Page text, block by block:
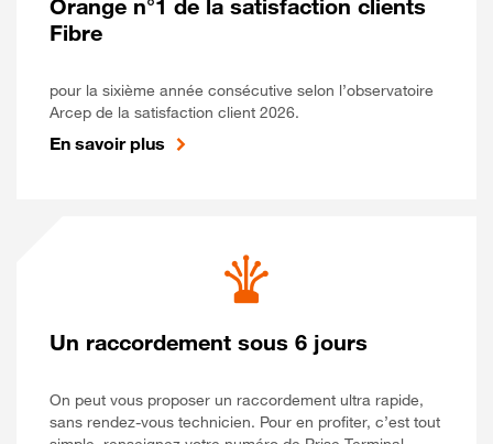
Orange n°1 de la satisfaction clients
Fibre
pour la sixième année consécutive selon l’observatoire
Arcep de la satisfaction client 2026.
En savoir plus
Un raccordement sous 6 jours
On peut vous proposer un raccordement ultra rapide,
sans rendez-vous technicien. Pour en profiter, c’est tout